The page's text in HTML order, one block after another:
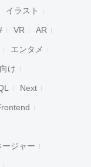
イラスト
VR AR
エンタメ
け
Next
ージャー